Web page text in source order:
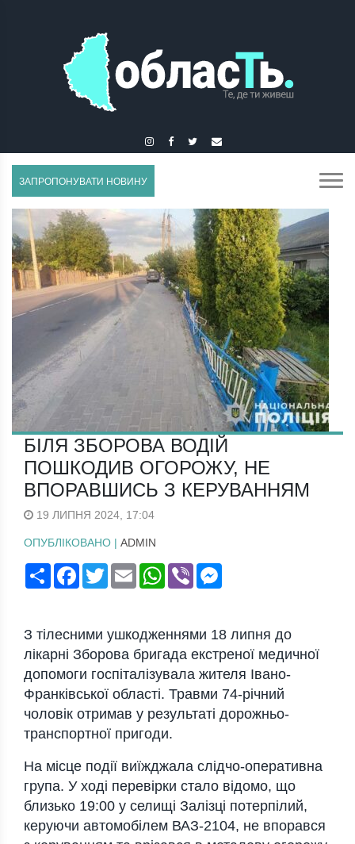
ЗАПРОПОНУВАТИ НОВИНУ
БІЛЯ ЗБОРОВА ВОДІЙ
ПОШКОДИВ ОГОРОЖУ, НЕ
ВПОРАВШИСЬ З КЕРУВАННЯМ
19 ЛИПНЯ 2024, 17:04
ОПУБЛІКОВАНО | ADMIN
ПоширитиFacebook
TwitterEmail WhatsApp
Viber
З тілесними ушкодженнями 18 липня до
лікарні Зборова бригада екстреної медичної
допомоги госпіталізувала жителя Івано-
Франківської області. Травми 74-річний
чоловік отримав у результаті дорожньо-
транспортної пригоди.
На місце події виїжджала слідчо-оперативна
група. У ході перевірки стало відомо, що
близько 19:00 у селищі Залізці потерпілий,
керуючи автомобілем ВАЗ-2104, не впорався